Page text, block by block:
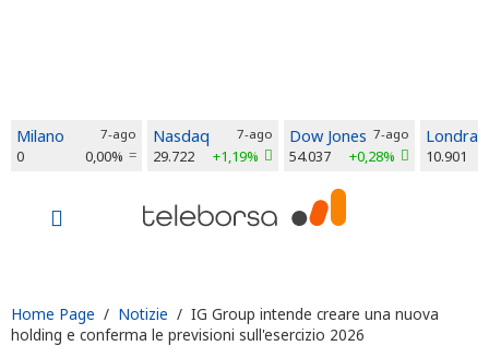
Milano 7-ago
0 0,00%
Nasdaq 7-ago
29.722 +1,19%
Dow Jones 7-ago
54.037 +0,28%
Londra
10.901
Home Page / Notizie / IG Group intende creare una nuova
holding e conferma le previsioni sull'esercizio 2026